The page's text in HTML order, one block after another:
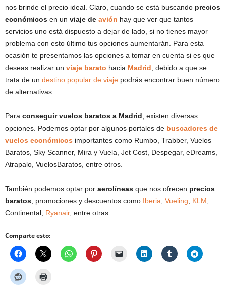
nos brinde el precio ideal. Claro, cuando se está buscando precios
económicos en un viaje de avión hay que ver que tantos
servicios uno está dispuesto a dejar de lado, si no tienes mayor
problema con esto último tus opciones aumentarán. Para esta
ocasión te presentamos las opciones a tomar en cuenta si es que
deseas realizar un viaje barato hacia Madrid , debido a que se
trata de un destino popular de viaje podrás encontrar buen número
de alternativas.
Para conseguir vuelos baratos a Madrid , existen diversas
opciones. Podemos optar por algunos portales de buscadores de
vuelos económicos importantes como Rumbo, Trabber, Vuelos
Baratos, Sky Scanner, Mira y Vuela, Jet Cost, Despegar, eDreams,
Atrapalo, VuelosBaratos, entre otros.
También podemos optar por aerolíneas que nos ofrecen precios
baratos , promociones y descuentos como Iberia Vueling KLM
Continental, Ryanair, entre otras.
Comparte esto: